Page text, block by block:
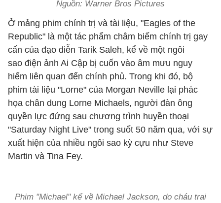
Nguồn: Warner Bros Pictures
Ở mảng phim chính trị và tài liệu, "Eagles of the
Republic" là một tác phẩm châm biếm chính trị gay
cấn của đạo diễn Tarik Saleh, kể về một ngôi
sao điện ảnh Ai Cập bị cuốn vào âm mưu nguy
hiểm liên quan đến chính phủ. Trong khi đó, bộ
phim tài liệu "Lorne" của Morgan Neville lại phác
họa chân dung Lorne Michaels, người đàn ông
quyền lực đứng sau chương trình huyền thoại
"Saturday Night Live" trong suốt 50 năm qua, với sự
xuất hiện của nhiều ngôi sao kỳ cựu như Steve
Martin và Tina Fey.
Phim "Michael" kể về Michael Jackson, do cháu trai